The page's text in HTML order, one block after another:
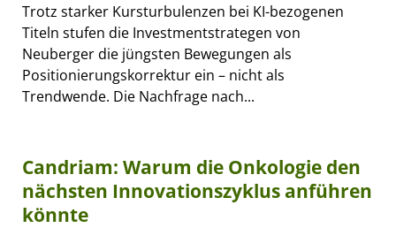
Trotz starker Kursturbulenzen bei KI-bezogenen
Titeln stufen die Investmentstrategen von
Neuberger die jüngsten Bewegungen als
Positionierungskorrektur ein – nicht als
Trendwende. Die Nachfrage nach...
Candriam: Warum die Onkologie den
nächsten Innovationszyklus anführen
könnte